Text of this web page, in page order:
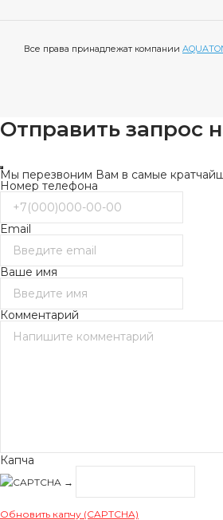
Все права принадлежат компании
Отправить запрос
Мы перезвоним Вам в самые
Номер телефона
Email
Ваше имя
Комментарий
Капча
→
Обновить капчу (CAPTCHA)